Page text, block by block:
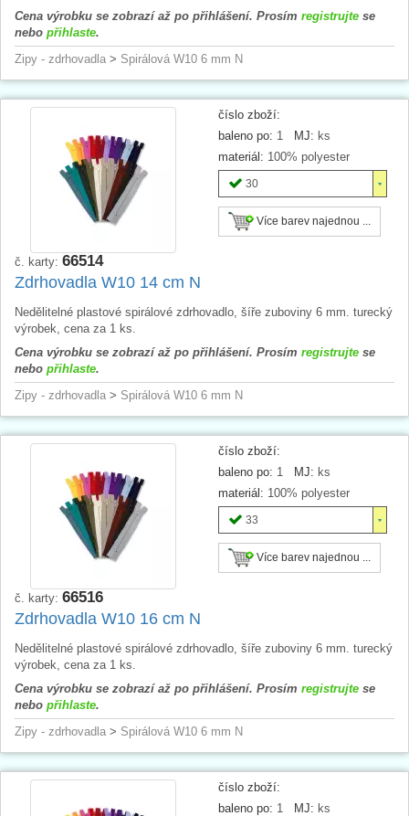
Cena výrobku se zobrazí až po přihlášení. Prosím registrujte se
nebo přihlaste.
Zipy - zdrhovadla > Spirálová W10 6 mm N
číslo zboží:
baleno po: 1 MJ: ks
materiál: 100% polyester
30
Více barev najednou ...
č. karty: 66514
Zdrhovadla W10 14 cm N
Nedělitelné plastové spirálové zdrhovadlo, šíře zuboviny 6 mm. turecký
výrobek, cena za 1 ks.
Cena výrobku se zobrazí až po přihlášení. Prosím registrujte se
nebo přihlaste.
Zipy - zdrhovadla > Spirálová W10 6 mm N
číslo zboží:
baleno po: 1 MJ: ks
materiál: 100% polyester
33
Více barev najednou ...
č. karty: 66516
Zdrhovadla W10 16 cm N
Nedělitelné plastové spirálové zdrhovadlo, šíře zuboviny 6 mm. turecký
výrobek, cena za 1 ks.
Cena výrobku se zobrazí až po přihlášení. Prosím registrujte se
nebo přihlaste.
Zipy - zdrhovadla > Spirálová W10 6 mm N
číslo zboží:
baleno po: 1 MJ: ks